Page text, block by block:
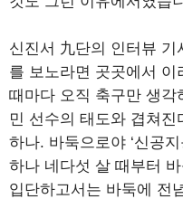
신진서 九단의 인터뷰 기
를 보노라면 곳곳에서
때마다 오직 축구만 생각
민 선수의 태도와 겹쳐
하나. 바둑으로야 ‘신공
하나 네다섯 살 때부터
입단하고서는 바둑에 전